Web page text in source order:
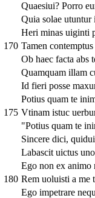
Quaesiui? Porro
Quia solae utuntur
Heri minas uiginti
170 Tamen
Ob haec facta abs
Quamquam illam
Id fieri posse
Potius quam te
175 Vtinam istuc
"Potius quam te
Sincere dici,
Labascit uictus
Ego non ex animo
180 Rem uoluisti a me
Ego impetrare